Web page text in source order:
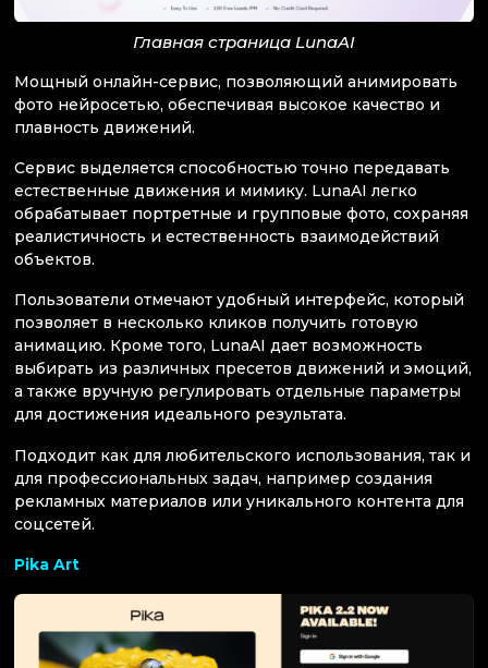
Главная страница LunaAI
Мощный онлайн-сервис, позволяющий анимировать
фото нейросетью, обеспечивая высокое качество и
плавность движений.
Сервис выделяется способностью точно передавать
естественные движения и мимику. LunaAI легко
обрабатывает портретные и групповые фото, сохраняя
реалистичность и естественность взаимодействий
объектов.
Пользователи отмечают удобный интерфейс, который
позволяет в несколько кликов получить готовую
анимацию. Кроме того, LunaAI дает возможность
выбирать из различных пресетов движений и эмоций,
а также вручную регулировать отдельные параметры
для достижения идеального результата.
Подходит как для любительского использования, так и
для профессиональных задач, например создания
рекламных материалов или уникального контента для
соцсетей.
Pika Art